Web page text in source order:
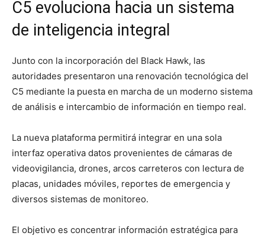
C5 evoluciona hacia un sistema
de inteligencia integral
Junto con la incorporación del Black Hawk, las
autoridades presentaron una renovación tecnológica del
C5 mediante la puesta en marcha de un moderno sistema
de análisis e intercambio de información en tiempo real.
La nueva plataforma permitirá integrar en una sola
interfaz operativa datos provenientes de cámaras de
videovigilancia, drones, arcos carreteros con lectura de
placas, unidades móviles, reportes de emergencia y
diversos sistemas de monitoreo.
El objetivo es concentrar información estratégica para